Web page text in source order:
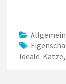
Allgemein
Ideale Katze,